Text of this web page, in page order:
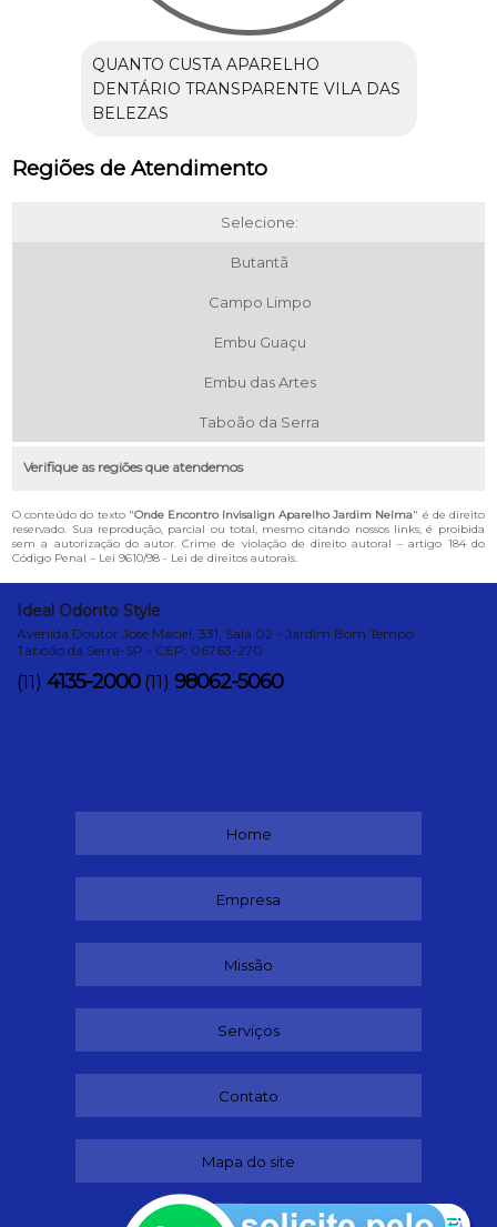
QUANTO CUSTA APARELHO
DENTÁRIO TRANSPARENTE VILA DAS
BELEZAS
Regiões de Atendimento
Selecione:
Butantã
Campo Limpo
Embu Guaçu
Embu das Artes
Taboão da Serra
Verifique as regiões que atendemos
O conteúdo do texto "Onde Encontro Invisalign Aparelho Jardim Nelma" é de direito
reservado. Sua reprodução, parcial ou total, mesmo citando nossos links, é proibida
sem a autorização do autor. Crime de violação de direito autoral – artigo 184 do
Código Penal – Lei 9610/98 - Lei de direitos autorais.
Ideal Odonto Style
Avenida Doutor José Maciel, 331, Sala 02 - Jardim Bom Tempo
Taboão da Serra-SP - CEP: 06763-270
(11) 4135-2000 (11) 98062-5060
Home
Empresa
Missão
Serviços
Contato
Mapa do site